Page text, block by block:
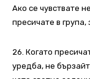
Ако се чувствате
пресичате в
26. Когато
уредба, не